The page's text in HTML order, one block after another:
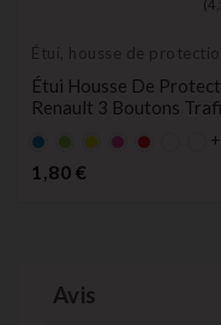
(
Étui, housse de
Étui Housse De
Renault 3 Boutons
BleuVertJauneroserouge
1,80 €
Avis